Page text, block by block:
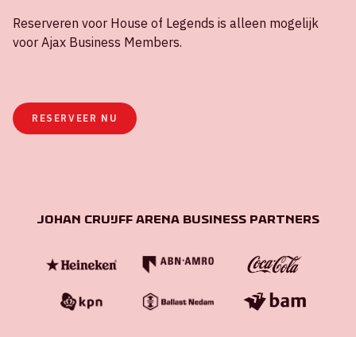
Reserveren voor House of Legends is alleen mogelijk
voor Ajax Business Members.
RESERVEER NU
Johan Cruijff ArenA Business Partners